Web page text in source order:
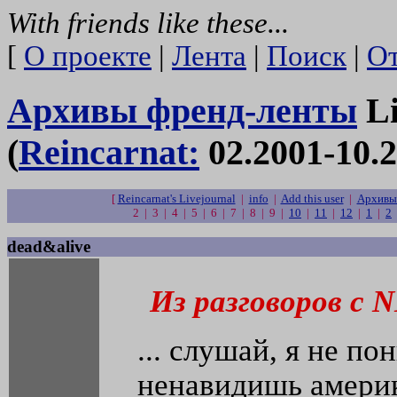
With friends like these...
[ О проекте | Лента | Поиск |
Архивы френд-ленты
(Reincarnat: 02.2001-
[ Reincarnat's Livejournal | info | Add this user|
2 | 3 | 4 | 5 | 6 | 7 | 8 | 9 | 10 | 11 | 12 | 1 | 2
dead&alive
Из разговоров с
... слушай, я не
ненавидишь